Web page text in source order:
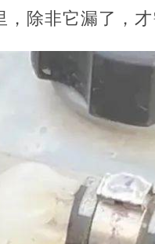
除非它漏了，才